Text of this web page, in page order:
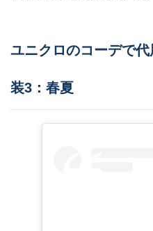
ユニクロのコーデで
装3：春夏